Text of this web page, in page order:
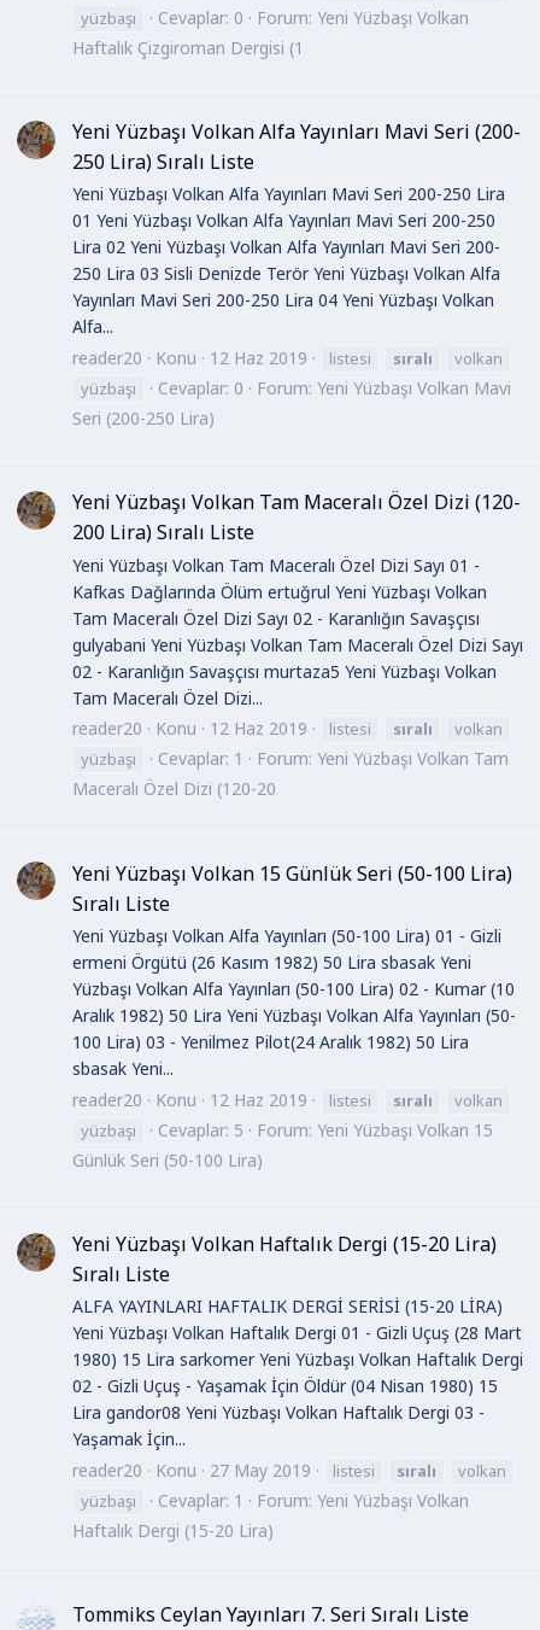
yüzbaşı
Cevaplar: 0 Forum: Yeni Yüzbaşı Volkan
Haftalık Çizgiroman Dergisi (1
Yeni Yüzbaşı Volkan Alfa Yayınları Mavi Seri (200-
250 Lira) Sıralı Liste
Yeni Yüzbaşı Volkan Alfa Yayınları Mavi Seri 200-250 Lira
01 Yeni Yüzbaşı Volkan Alfa Yayınları Mavi Seri 200-250
Lira 02 Yeni Yüzbaşı Volkan Alfa Yayınları Mavi Seri 200-
250 Lira 03 Sisli Denizde Terör Yeni Yüzbaşı Volkan Alfa
Yayınları Mavi Seri 200-250 Lira 04 Yeni Yüzbaşı Volkan
Alfa...
reader20
Konu 12 Haz 2019 listesi sıralı
volkan
yüzbaşı
Cevaplar: 0 Forum: Yeni Yüzbaşı Volkan Mavi
Seri (200-250 Lira)
Yeni Yüzbaşı Volkan Tam Maceralı Özel Dizi (120-
200 Lira) Sıralı Liste
Yeni Yüzbaşı Volkan Tam Maceralı Özel Dizi Sayı 01 -
Kafkas Dağlarında Ölüm ertuğrul Yeni Yüzbaşı Volkan
Tam Maceralı Özel Dizi Sayı 02 - Karanlığın Savaşçısı
gulyabani Yeni Yüzbaşı Volkan Tam Maceralı Özel Dizi Sayı
02 - Karanlığın Savaşçısı murtaza5 Yeni Yüzbaşı Volkan
Tam Maceralı Özel Dizi...
reader20
Konu 12 Haz 2019 listesi sıralı
volkan
yüzbaşı
Cevaplar: 1 Forum: Yeni Yüzbaşı Volkan Tam
Maceralı Özel Dizi (120-20
Yeni Yüzbaşı Volkan 15 Günlük Seri (50-100 Lira)
Sıralı Liste
Yeni Yüzbaşı Volkan Alfa Yayınları (50-100 Lira) 01 - Gizli
ermeni Örgütü (26 Kasım 1982) 50 Lira sbasak Yeni
Yüzbaşı Volkan Alfa Yayınları (50-100 Lira) 02 - Kumar (10
Aralık 1982) 50 Lira Yeni Yüzbaşı Volkan Alfa Yayınları (50-
100 Lira) 03 - Yenilmez Pilot(24 Aralık 1982) 50 Lira
sbasak Yeni...
reader20
Konu 12 Haz 2019 listesi sıralı
volkan
yüzbaşı
Cevaplar: 5 Forum: Yeni Yüzbaşı Volkan 15
Günlük Seri (50-100 Lira)
Yeni Yüzbaşı Volkan Haftalık Dergi (15-20 Lira)
Sıralı Liste
ALFA YAYINLARI HAFTALIK DERGİ SERİSİ (15-20 LİRA)
Yeni Yüzbaşı Volkan Haftalık Dergi 01 - Gizli Uçuş (28 Mart
1980) 15 Lira sarkomer Yeni Yüzbaşı Volkan Haftalık Dergi
02 - Gizli Uçuş - Yaşamak İçin Öldür (04 Nisan 1980) 15
Lira gandor08 Yeni Yüzbaşı Volkan Haftalık Dergi 03 -
Yaşamak İçin...
reader20
Konu 27 May 2019 listesi sıralı
volkan
yüzbaşı
Cevaplar: 1 Forum: Yeni Yüzbaşı Volkan
Haftalık Dergi (15-20 Lira)
Tommiks Ceylan Yayınları 7. Seri Sıralı Liste